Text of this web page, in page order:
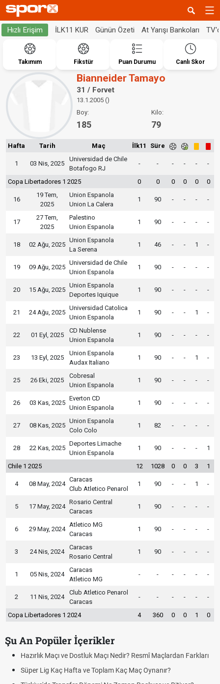
Hızlı Erişim İLK11 KUR Günün Özeti At Yarışı Bankoları
Takımım Fikstür Puan Durumu Canlı Skor
Bianneider Tamayo
31 / Forvet
13.1.2005 ()
Boy:
185
Kilo:
79
Hafta Tarih Maç İlk11 Süre
1 03 Nis, 2025
Universidad de Chile
Botafogo RJ
- - - - - -
Copa Libertadores 1 2025 0 0 0 0 0 0
16
19 Tem,
2025
Union Espanola
Union La Calera
1 90 - - - -
17
27 Tem,
2025
Palestino
Union Espanola
1 90 - - - -
18 02 Ağu, 2025
Union Espanola
La Serena
1 46 - - 1 -
19 09 Ağu, 2025
Universidad de Chile
Union Espanola
1 90 - - - -
20 15 Ağu, 2025
Union Espanola
Deportes Iquique
1 90 - - - -
21 24 Ağu, 2025
Universidad Catolica
Union Espanola
1 90 - - 1 -
22 01 Eyl, 2025
CD Nublense
Union Espanola
1 90 - - - -
23 13 Eyl, 2025
Union Espanola
Audax Italiano
1 90 - - 1 -
25 26 Eki, 2025
Cobresal
Union Espanola
1 90 - - - -
26 03 Kas, 2025
Everton CD
Union Espanola
1 90 - - - -
27 08 Kas, 2025
Union Espanola
Colo Colo
1 82 - - - -
28 22 Kas, 2025
Deportes Limache
Union Espanola
1 90 - - - 1
Chile 1 2025 12 1028 0 0 3 1
4 08 May, 2024
Caracas
Club Atletico Penarol
1 90 - - 1 -
5 17 May, 2024
Rosario Central
Caracas
1 90 - - - -
6 29 May, 2024
Atletico MG
Caracas
1 90 - - - -
3 24 Nis, 2024
Caracas
Rosario Central
1 90 - - - -
1 05 Nis, 2024
Caracas
Atletico MG
- - - - - -
2 11 Nis, 2024
Club Atletico Penarol
Caracas
- - - - - -
Copa Libertadores 1 2024 4 360 0 0 1 0
Şu An Popüler İçerikler
Hazırlık Maçı ve Dostluk Maçı Nedir? Resmî Maçlardan Farkları
Süper Lig Kaç Hafta ve Toplam Kaç Maç Oynanır?